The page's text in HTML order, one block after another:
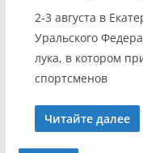
2-3 августа в
Уральского
лука, в котором
спортсменов
Читайте далее